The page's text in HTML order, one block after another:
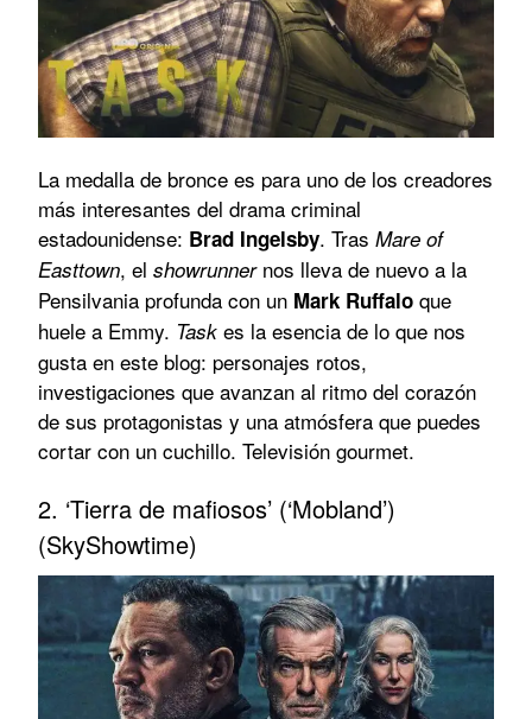
La medalla de bronce es para uno de los creadores
más interesantes del drama criminal
estadounidense: Brad Ingelsby. Tras Mare of
Easttown, el showrunnernos lleva de nuevo a la
Pensilvania profunda con un Mark Ruffalo que
huele a Emmy. Task es la esencia de lo que nos
gusta en este blog: personajes rotos,
investigaciones que avanzan al ritmo del corazón
de sus protagonistas y una atmósfera que puedes
cortar con un cuchillo. Televisión gourmet.
2. ‘Tierra de mafiosos’ (‘Mobland’)
(SkyShowtime)